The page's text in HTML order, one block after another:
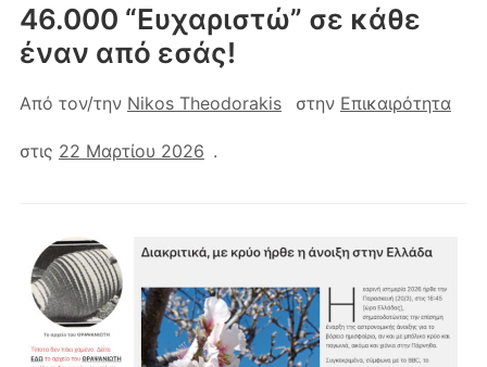
46.000 “Ευχαριστώ” σε κάθε
έναν από εσάς!
Από τον/την Nikos Theodorakis στην Επικαιρότητα
στις 22 Μαρτίου 2026 .